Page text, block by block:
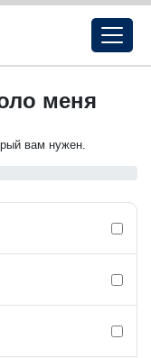
меня
вам нужен.